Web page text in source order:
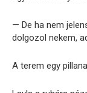
— De ha nem
dolgozol nekem,
A terem egy